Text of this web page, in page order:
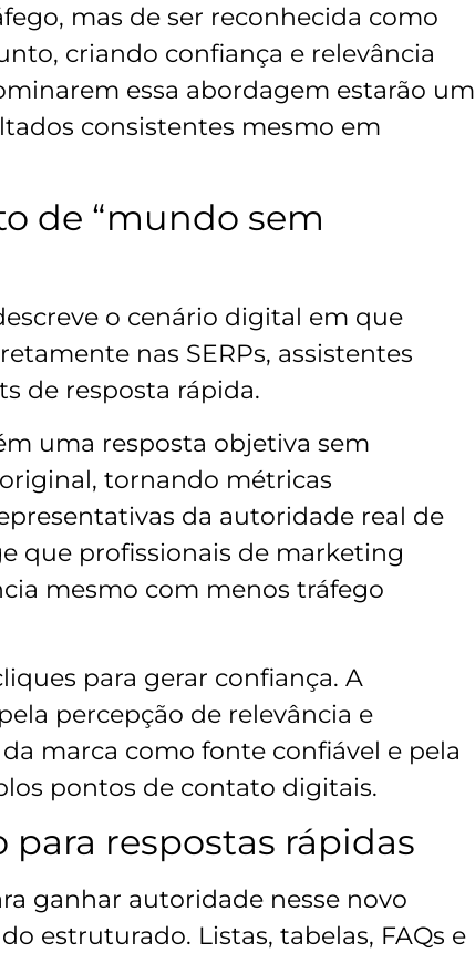
mas de ser reconhecida como
criando confiança e relevância
essa abordagem estarão um
consistentes mesmo em
de “mundo sem
o cenário digital em que
nas SERPs, assistentes
de resposta rápida.
uma resposta objetiva sem
tornando métricas
da autoridade real de
que profissionais de marketing
mesmo com menos tráfego
para gerar confiança. A
percepção de relevância e
marca como fonte confiável e pela
pontos de contato digitais.
respostas rápidas
ganhar autoridade nesse novo
estruturado. Listas, tabelas, FAQs e